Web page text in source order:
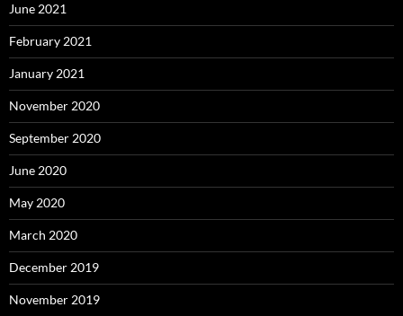
June 2021
February 2021
January 2021
November 2020
September 2020
June 2020
May 2020
March 2020
December 2019
November 2019